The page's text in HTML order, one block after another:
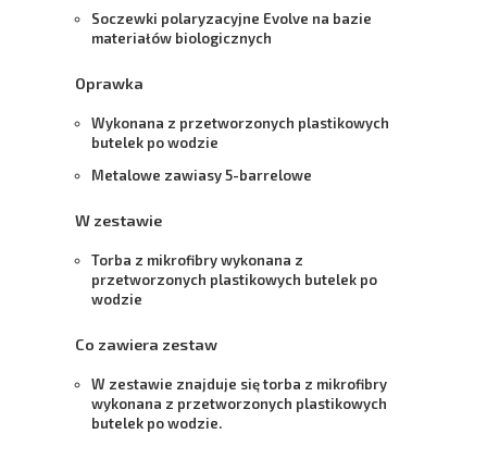
Soczewki polaryzacyjne Evolve na bazie
materiałów biologicznych
Oprawka
Wykonana z przetworzonych plastikowych
butelek po wodzie
Metalowe zawiasy 5-barrelowe
W zestawie
Torba z mikrofibry wykonana z
przetworzonych plastikowych butelek po
wodzie
Co zawiera zestaw
W zestawie znajduje się torba z mikrofibry
wykonana z przetworzonych plastikowych
butelek po wodzie.